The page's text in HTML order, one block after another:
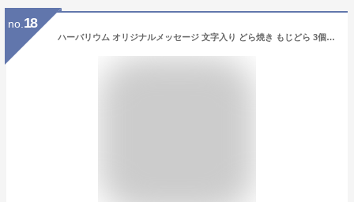
no. 18
ハーバリウム オリジナルメッセージ 文字入り どら焼き もじどら 3個 化粧箱入り 送料無料 | プレゼント お菓子 スイーツ 贈り物 かわいい 誕生日プレゼント メッセージ入り 名入れ 出産 内祝い お祝い 女性 還暦 プチギフト ありがとう お世話になりました 敬老の日 花